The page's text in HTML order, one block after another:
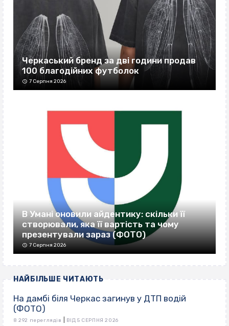
Черкаський бренд за дві години продав
100 благодійних футболок
7 Серпня 2026
В Умані оновили айдентику: скільки її
створювали, яка її вартість та чому
презентували зараз (ФОТО)
7 Серпня 2026
НАЙБІЛЬШЕ ЧИТАЮТЬ
На дамбі біля Черкас загинув у ДТП водій
(ФОТО)
8 292 переглядів ВІД 5 СЕРПНЯ 2026